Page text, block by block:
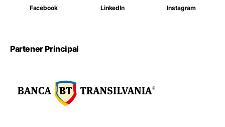
Facebook LinkedIn Instagram
Partener Principal